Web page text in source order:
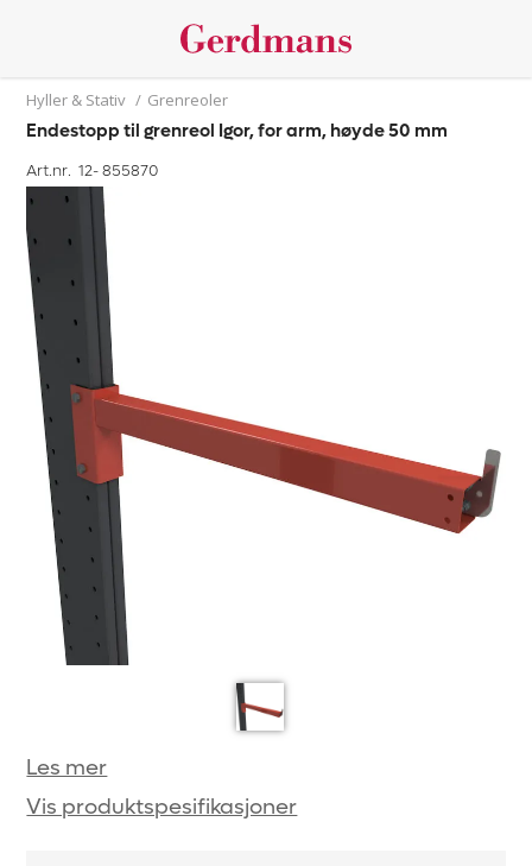
Hyller & Stativ / Grenreoler
Endestopp til grenreol Igor, for arm, høyde 50 mm
Art.nr. 12-855870
Les mer
Vis produktspesifikasjoner